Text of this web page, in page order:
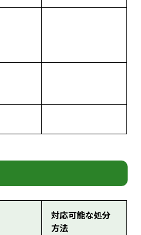
対応可能な処分
方法